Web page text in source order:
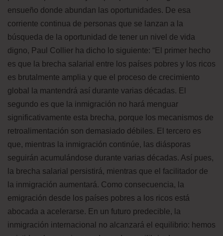
ensueño donde abundan las oportunidades. De esa
corriente continua de personas que se lanzan a la
búsqueda de la oportunidad de tener un nivel de vida
digno, Paul Collier ha dicho lo siguiente: “El primer hecho
es que la brecha salarial entre los países pobres y los ricos
es brutalmente amplia y que el proceso de crecimiento
global la mantendrá así durante varias décadas. El
segundo es que la inmigración no hará menguar
significativamente esta brecha, porque los mecanismos de
retroalimentación son demasiado débiles. El tercero es
que, mientras la inmigración continúe, las diásporas
seguirán acumulándose durante varias décadas. Así pues,
la brecha salarial persistirá, mientras que el facilitador de
la inmigración aumentará. Como consecuencia, la
emigración desde los países pobres a los ricos está
abocada a acelerarse. En un futuro predecible, la
inmigración internacional no alcanzará el equilibrio: hemos